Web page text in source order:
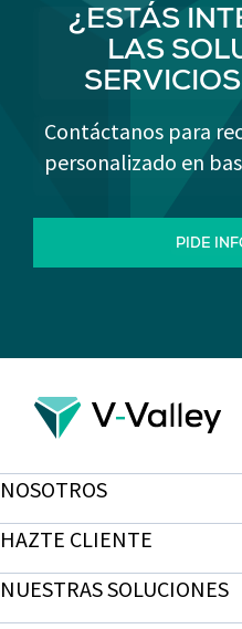
¿ESTÁS
LAS
Contáctanos para
personalizado en
PIDE
NOSOTROS
HAZTE CLIENTE
NUESTRAS SOLUCIONES